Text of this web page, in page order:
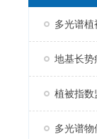
多光谱植
地基长势
植被指数
多光谱物